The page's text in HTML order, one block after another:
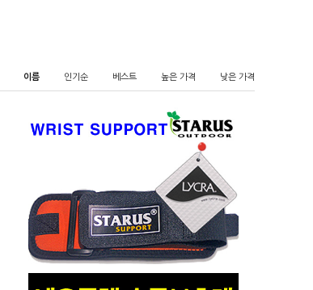
이름 인기순 베스트 높은 가격 낮은 가격